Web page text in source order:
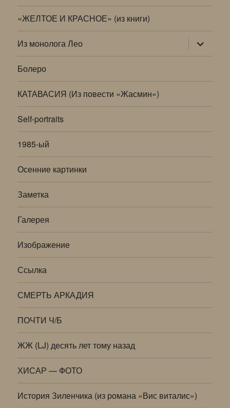
«ЖЕЛТОЕ И КРАСНОЕ» (из книги)
Из монолога Лео раскрыть
дочернее
меню
Болеро
КАТАВАСИЯ (Из повести «Жасмин»)
Self-portraits
1985-ый
Осенние картинки
Заметка
Галерея
Изображение
Ссылка
СМЕРТЬ АРКАДИЯ
ПОЧТИ Ч/Б
ЖЖ (LJ) десять лет тому назад
ХИСАР — ФОТО
История Зиленчика (из романа «Вис виталис»)